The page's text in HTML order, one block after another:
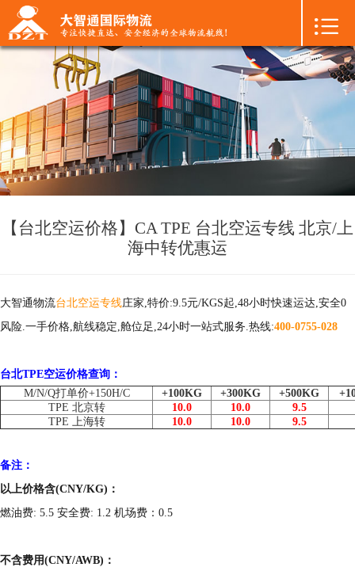
首页
国际空运 +
国际海运 +
国际陆运 +
进口物流
FBA专线 +
增值服务 +

【台北空运价格】CA TPE 台北空运专线 北京/上
海中转优惠运
大智通物流台北空运专线庄家,特价:9.5元/KGS起,48小时快速运达,安全0
风险.一手价格,航线稳定,舱位足,24小时一站式服务.热线:400-0755-028
台北TPE空运价格查询：
M/N/Q打单价+150H/C
+100KG +300KG +500KG
TPE 北京转
10.0 10.0
9.5
TPE 上海转
10.0 10.0 9.5
备注：
以上价格含(CNY/KG)：
燃油费: 5.5 安全费: 1.2 机场费：0.5
不含费用(CNY/AWB)：